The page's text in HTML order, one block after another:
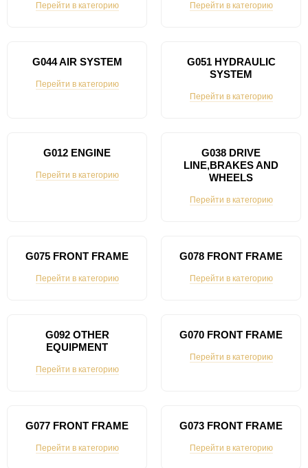
Перейти в категорию Перейти в категорию
G044 AIR SYSTEM
Перейти в категорию
G051 HYDRAULIC
SYSTEM
Перейти в категорию
G012 ENGINE
Перейти в категорию
G038 DRIVE
LINE,BRAKES AND
WHEELS
Перейти в категорию
G075 FRONT FRAME
Перейти в категорию
G078 FRONT FRAME
Перейти в категорию
G092 OTHER
EQUIPMENT
Перейти в категорию
G070 FRONT FRAME
Перейти в категорию
G077 FRONT FRAME
Перейти в категорию
G073 FRONT FRAME
Перейти в категорию